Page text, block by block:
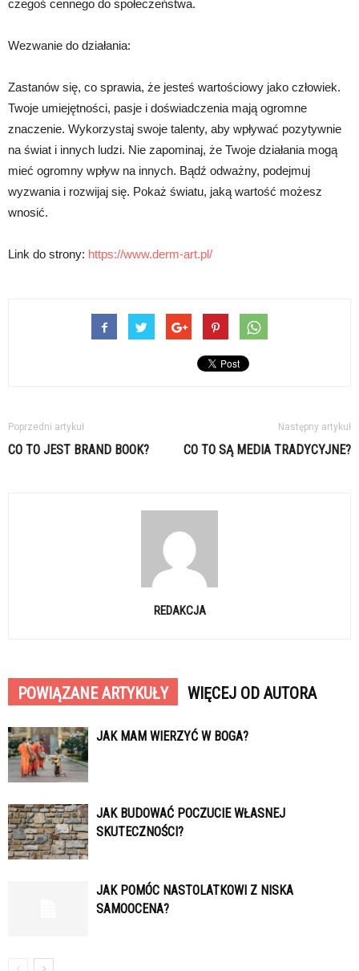
czegoś cennego do społeczeństwa.
Wezwanie do działania:
Zastanów się, co sprawia, że jesteś wartościowy jako człowiek.
Twoje umiejętności, pasje i doświadczenia mają ogromne
znaczenie. Wykorzystaj swoje talenty, aby wpływać pozytywnie
na świat i innych ludzi. Nie zapominaj, że Twoje działania mogą
mieć ogromny wpływ na innych. Bądź odważny, podejmuj
wyzwania i rozwijaj się. Pokaż światu, jaką wartość możesz
wnosić.
Link do strony: https://www.derm-art.pl/
Poprzedni artykuł
CO TO JEST BRAND BOOK?
Następny artykuł
CO TO SĄ MEDIA TRADYCYJNE?
REDAKCJA
POWIĄZANE ARTYKUŁY WIĘCEJ OD AUTORA
JAK MAM WIERZYĆ W BOGA?
JAK BUDOWAĆ POCZUCIE WŁASNEJ
SKUTECZNOŚCI?
JAK POMÓC NASTOLATKOWI Z NISKA
SAMOOCENA?